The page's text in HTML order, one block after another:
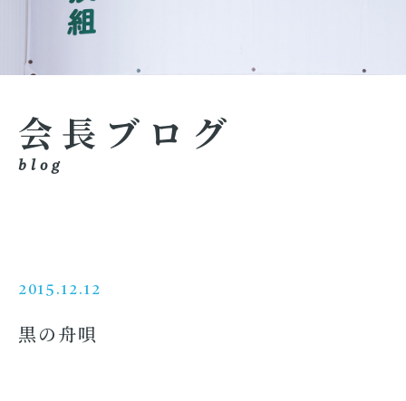
会長ブログ
blog
2015.12.12
黒の舟唄